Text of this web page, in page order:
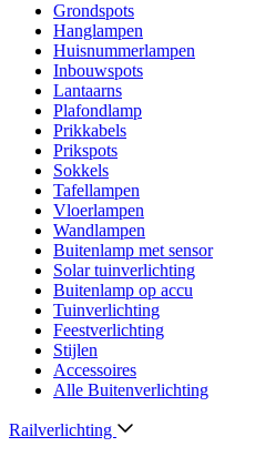
Grondspots
Hanglampen
Huisnummerlampen
Inbouwspots
Lantaarns
Plafondlamp
Prikkabels
Prikspots
Sokkels
Tafellampen
Vloerlampen
Wandlampen
Buitenlamp met sensor
Solar tuinverlichting
Buitenlamp op accu
Tuinverlichting
Feestverlichting
Stijlen
Accessoires
Alle Buitenverlichting
Railverlichting